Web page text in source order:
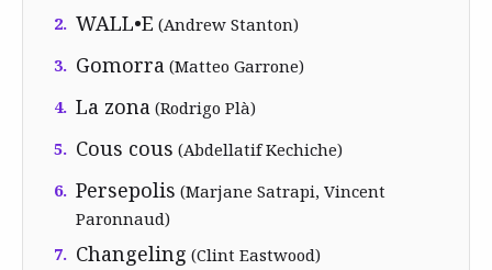
2. WALL•E (Andrew Stanton)
3. Gomorra (Matteo Garrone)
4. La zona (Rodrigo Plà)
5. Cous cous (Abdellatif Kechiche)
6. Persepolis (Marjane Satrapi, Vincent
Paronnaud)
7. Changeling (Clint Eastwood)